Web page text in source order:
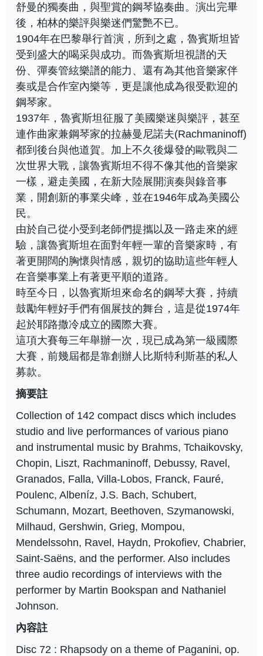
舒曼的獨奏曲，與聖賞的鋼琴協奏曲。演出完畢
後，柏林的樂評與樂迷們驚艷不已。
1904年在巴黎舉行首演，所到之處，魯賓斯坦皆
受到盛大的喝采與成功。而魯賓斯坦視譜的天
份、彈奏管絃樂譜的能力、還有為其他音樂家伴
奏或是合作室內樂等，更是讓他成為很受歡迎的
鋼琴家。
1937年，魯賓斯坦征服了美國樂迷與樂評，甚至
連作曲家兼鋼琴家的拉赫曼尼諾夫(Rachmaninoff)
都到後台與他道賀。加上不久後爆發的歐戰與二
次世界大戰，讓魯賓斯坦不得不像其他的音樂家
一樣，避走美國，在新大陸展開演奏與錄音事
業，開創新的事業尖峰，並在1946年成為美國公
民。
由於自己從小受到老師們提攜以及一路走來的經
驗，讓魯賓斯坦在面對年輕一輩的音樂家時，有
著更開闊的胸懷與情感，親切的協助這些年輕人
在音樂事業上有著更平順的道路。
時至今日，以魯賓斯坦來命名的鋼琴大賽，持續
鼓勵年輕好手們有個展技的舞台，這是從1974年
起於耶路撒冷成立的國際大賽。
這項大賽每三年舉辦一次，現已成為第一級國際
大賽，前幾屆都是靠創辦人比斯特利斯基的私人
募款。
摘要註
Collection of 142 compact discs which includes
studio and live performances of various piano
and instrumental music by Brahms, Tchaikovsky,
Chopin, Liszt, Rachmaninoff, Debussy, Ravel,
Granados, Falla, Villa-Lobos, Franck, Fauré,
Poulenc, Albeníz, J.S. Bach, Schubert,
Schumann, Mozart, Beethoven, Szymanowski,
Milhaud, Gershwin, Grieg, Mompou,
Mendelssohn, Ravel, Haydn, Prokofiev, Chabrier,
Saint-Saëns, and the performer. Also includes
three audio recordings of interviews with the
performer by Martin Bookspan and Nathaniel
Johnson.
內容註
Disc 72 : Rhapsody on a theme of Paganini, op.